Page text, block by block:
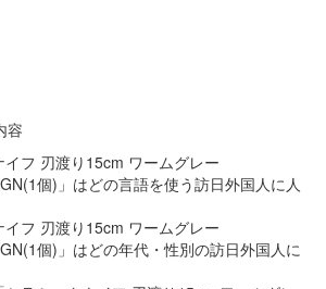
容
イフ 刃渡り15cm ワームグレー
個)」はどの言語を使う訪日外国人に人
イフ 刃渡り15cm ワームグレー
個)」はどの年代・性別の訪日外国人に